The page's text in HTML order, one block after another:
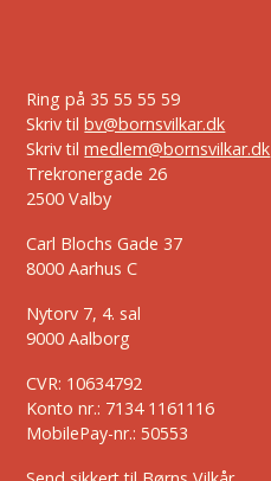
Ring på 35 55 55 59
Skriv tilbv@bornsvilkar.dk
Skriv tilmedlem@bornsvilkar.dk
Trekronergade 26
2500 Valby
Carl Blochs Gade 37
8000 Aarhus C
Nytorv 7, 4. sal
9000 Aalborg
CVR: 10634792
Konto nr.: 7134 1161116
MobilePay-nr.: 50553